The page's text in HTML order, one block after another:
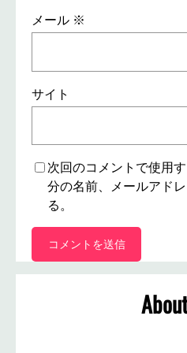
メール ※
サイト
次回のコメントで使用
分の名前、メールアド
る。